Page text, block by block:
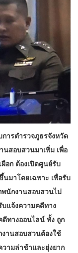
ารตำรวจภูธรจังหวัด
นสอบสวนมาเพิ่ม เพื่อ
อก ต้องเปิดศูนย์รับ
มาโดยเฉพาะ เพื่อรับ
พนักงานสอบสวนไม่
บแจ้งความคดีทาง
ดีทางออนไลน์ ทั้ง ถูก
านสอบสวนต้องใช้
ามล่าช้าและยุ่งยาก